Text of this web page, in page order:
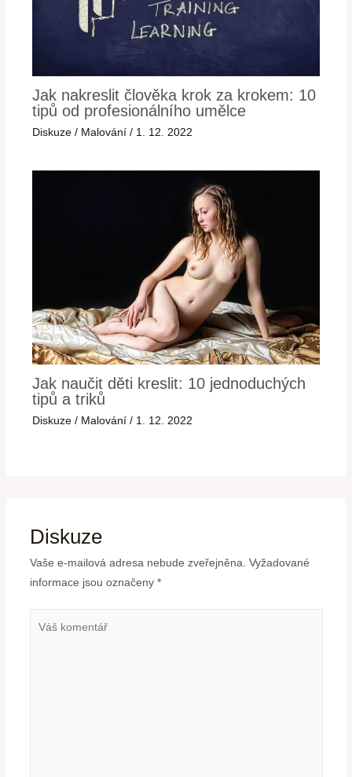
Jak nakreslit člověka krok za krokem: 10
tipů od profesionálního umělce
Diskuze / Malování / 1. 12. 2022
Jak naučit děti kreslit: 10 jednoduchých
tipů a triků
Diskuze / Malování / 1. 12. 2022
Diskuze
Vaše e-mailová adresa nebude zveřejněna. Vyžadované
informace jsou označeny *